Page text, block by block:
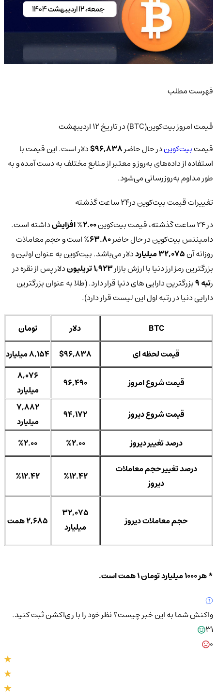
فهرست مطلب
قیمت امروز بیت‌کوین(BTC) در تاریخ ۱۲ اردیبهشت
قیمتبیت‌کویندر حال حاضر96,838
$دلار است. این قیمت با
استفاده از داده‌های به‌روز و معتبر از منابع مختلف به دست آمده و به
طور مداوم به‌روزرسانی می‌شود.
تغییرات قیمت بیت‌کوین‌ در24 ساعت گذشته
در 24 ساعت گذشته، قیمت بیت‌کوین
2.00
%افزایشداشته است.
دامیننس بیت‌کوین در حال حاضر63.80% است و حجم معاملات
روزانه آن32,075 میلیارد
دلار می‌باشد. بیت‌کوین به عنوان اولین و
بزرگترین رمز ارز دنیا با ارزش بازار1,923 تریلیون
دلار پس از نقره در
تبه 9 بزرگترین دارایی های دنیا قرار دارد. (طلا به عنوان بزرگترین
دارایی دنیا در رتبه اول این لیست قرار دارد).
BTC دلار
تومان
قیمت لحظه ای
$96,838 8,154 میلیارد
قیمت شروع امروز 96,490
8,076
میلیارد
قیمت شروع دیروز
94,172
7,882
میلیارد
درصد تغییر دیروز
%2.00
%2.00
درصد تغییر حجم معاملات
دیروز
%12.42
%12.42
حجم معاملات دیروز
32,075
میلیارد
2,685 همت
* هر 1000 میلیارد تومان 1 همت است.
واکنش شما به این خبر چیست؟نظر خود را با ری‌اکشن ثبت کنید.
31